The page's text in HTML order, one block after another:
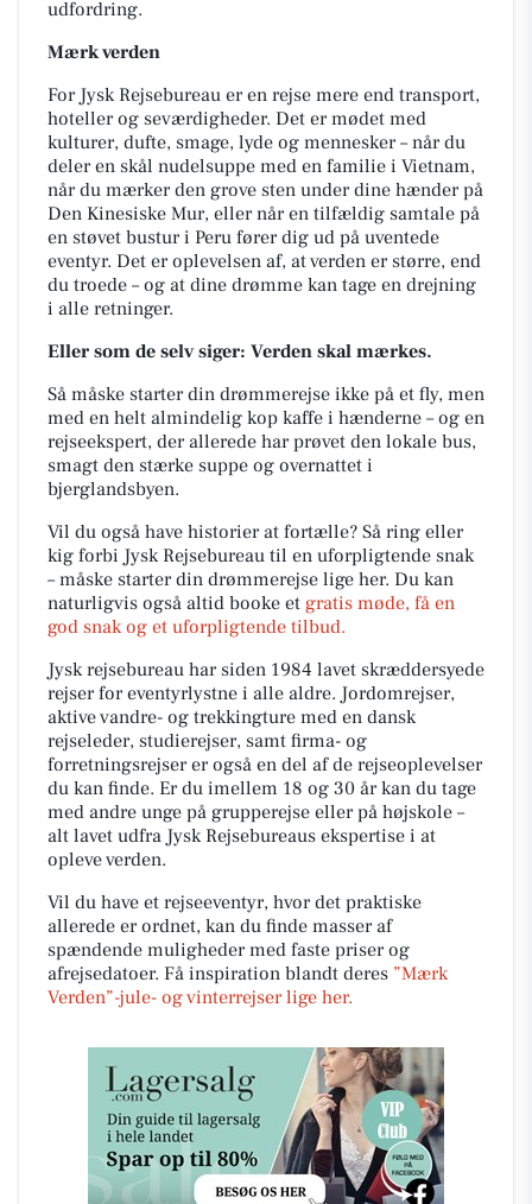
udfordring.
Mærk verden
For Jysk Rejsebureau er en rejse mere end transport,
hoteller og seværdigheder. Det er mødet med
kulturer, dufte, smage, lyde og mennesker – når du
deler en skål nudelsuppe med en familie i Vietnam,
når du mærker den grove sten under dine hænder på
Den Kinesiske Mur, eller når en tilfældig samtale på
en støvet bustur i Peru fører dig ud på uventede
eventyr. Det er oplevelsen af, at verden er større, end
du troede – og at dine drømme kan tage en drejning
i alle retninger.
Eller som de selv siger: Verden skal mærkes.
Så måske starter din drømmerejse ikke på et fly, men
med en helt almindelig kop kaffe i hænderne – og en
rejseekspert, der allerede har prøvet den lokale bus,
smagt den stærke suppe og overnattet i
bjerglandsbyen.
Vil du også have historier at fortælle? Så ring eller
kig forbi Jysk Rejsebureau til en uforpligtende snak
– måske starter din drømmerejse lige her. Du kan
naturligvis også altid booke et gratis møde, få en
god snak og et uforpligtende tilbud.
Jysk rejsebureau har siden 1984 lavet skræddersyede
rejser for eventyrlystne i alle aldre. Jordomrejser,
aktive vandre- og trekkingture med en dansk
rejseleder, studierejser, samt firma- og
forretningsrejser er også en del af de rejseoplevelser
du kan finde. Er du imellem 18 og 30 år kan du tage
med andre unge på grupperejse eller på højskole –
alt lavet udfra Jysk Rejsebureaus ekspertise i at
opleve verden.
Vil du have et rejseeventyr, hvor det praktiske
allerede er ordnet, kan du finde masser af
spændende muligheder med faste priser og
afrejsedatoer. Få inspiration blandt deres ”Mærk
Verden”-jule- og vinterrejser lige her.